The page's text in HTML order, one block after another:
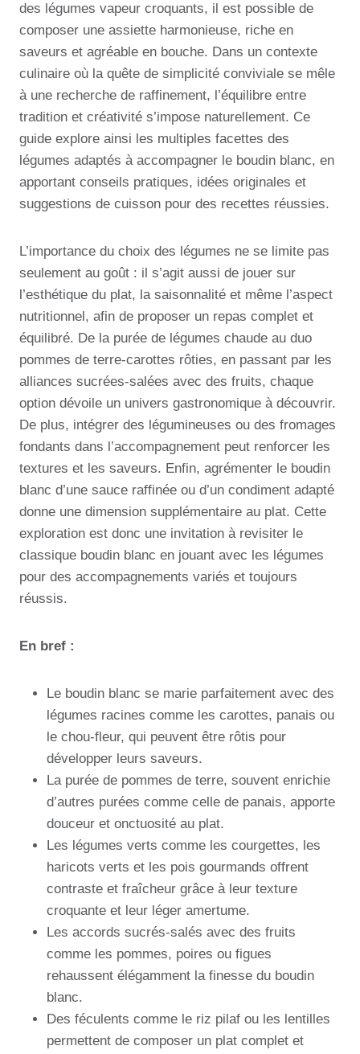
des légumes vapeur croquants, il est possible de
composer une assiette harmonieuse, riche en
saveurs et agréable en bouche. Dans un contexte
culinaire où la quête de simplicité conviviale se mêle
à une recherche de raffinement, l’équilibre entre
tradition et créativité s’impose naturellement. Ce
guide explore ainsi les multiples facettes des
légumes adaptés à accompagner le boudin blanc, en
apportant conseils pratiques, idées originales et
suggestions de cuisson pour des recettes réussies.
L’importance du choix des légumes ne se limite pas
seulement au goût : il s’agit aussi de jouer sur
l’esthétique du plat, la saisonnalité et même l’aspect
nutritionnel, afin de proposer un repas complet et
équilibré. De la purée de légumes chaude au duo
pommes de terre-carottes rôties, en passant par les
alliances sucrées-salées avec des fruits, chaque
option dévoile un univers gastronomique à découvrir.
De plus, intégrer des légumineuses ou des fromages
fondants dans l’accompagnement peut renforcer les
textures et les saveurs. Enfin, agrémenter le boudin
blanc d’une sauce raffinée ou d’un condiment adapté
donne une dimension supplémentaire au plat. Cette
exploration est donc une invitation à revisiter le
classique boudin blanc en jouant avec les légumes
pour des accompagnements variés et toujours
réussis.
En bref :
Le boudin blanc se marie parfaitement avec des
légumes racines comme les carottes, panais ou
le chou-fleur, qui peuvent être rôtis pour
développer leurs saveurs.
La purée de pommes de terre, souvent enrichie
d’autres purées comme celle de panais, apporte
douceur et onctuosité au plat.
Les légumes verts comme les courgettes, les
haricots verts et les pois gourmands offrent
contraste et fraîcheur grâce à leur texture
croquante et leur léger amertume.
Les accords sucrés-salés avec des fruits
comme les pommes, poires ou figues
rehaussent élégamment la finesse du boudin
blanc.
Des féculents comme le riz pilaf ou les lentilles
permettent de composer un plat complet et